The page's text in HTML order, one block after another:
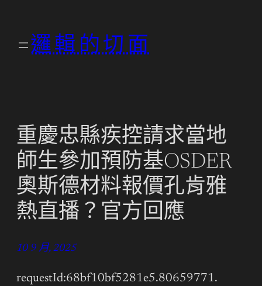
邏輯的切面
重慶忠縣疾控請求當地
師生參加預防基OSDER
奧斯德材料報價孔肯雅
熱直播？官方回應
10 9 月, 2025
requestId:68bf10bf5281e5.80659771.